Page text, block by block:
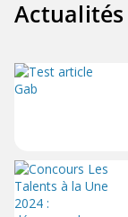
Actualités